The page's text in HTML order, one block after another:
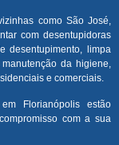
como São José,
com desentupidoras
desentupimento, limpa
da higiene,
e comerciais.
Florianópolis estão
com a sua